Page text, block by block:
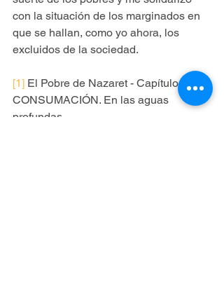
con la situación de los marginados en
que se hallan, como yo ahora, los
excluidos de la sociedad.
[1] El Pobre de Nazaret - Capítulo VIII:
CONSUMACIÓN. En las aguas
profundas